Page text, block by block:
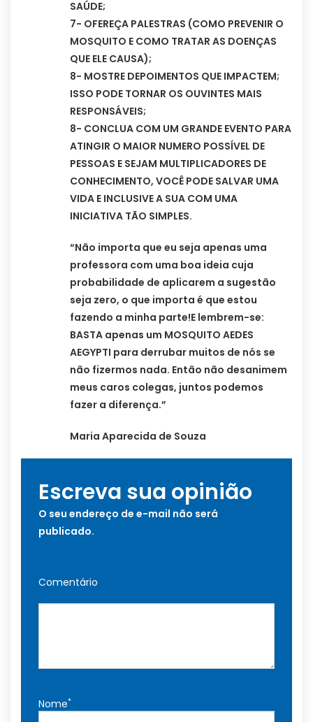
SAÚDE;
7- OFEREÇA PALESTRAS (COMO PREVENIR O
MOSQUITO E COMO TRATAR AS DOENÇAS
QUE ELE CAUSA);
8- MOSTRE DEPOIMENTOS QUE IMPACTEM;
ISSO PODE TORNAR OS OUVINTES MAIS
RESPONSÁVEIS;
8- CONCLUA COM UM GRANDE EVENTO PARA
ATINGIR O MAIOR NUMERO POSSÍVEL DE
PESSOAS E SEJAM MULTIPLICADORES DE
CONHECIMENTO, VOCÊ PODE SALVAR UMA
VIDA E INCLUSIVE A SUA COM UMA
INICIATIVA TÃO SIMPLES.
“Não importa que eu seja apenas uma
professora com uma boa ideia cuja
probabilidade de aplicarem a sugestão
seja zero, o que importa é que estou
fazendo a minha parte!E lembrem-se:
BASTA apenas um MOSQUITO AEDES
AEGYPTI para derrubar muitos de nós se
não fizermos nada. Então não desanimem
meus caros colegas, juntos podemos
fazer a diferença.”
Maria Aparecida de Souza
Escreva sua opinião
O seu endereço de e-mail não será
publicado.
Comentário
Nome*